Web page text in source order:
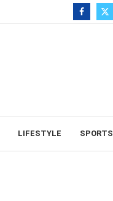
LIFESTYLE SPORTS